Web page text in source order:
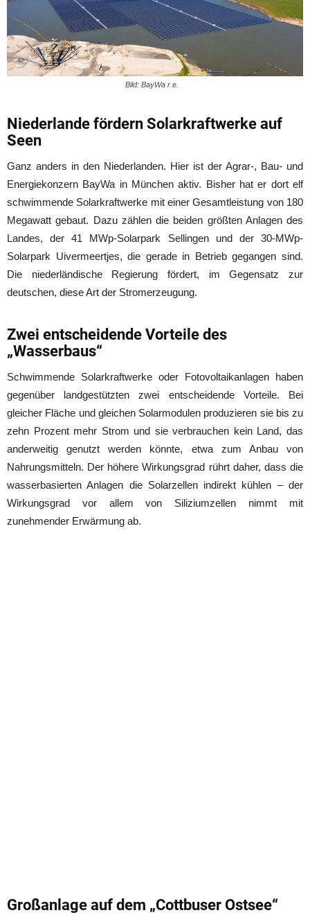
Bild: BayWa r.e.
Niederlande fördern Solarkraftwerke auf
Seen
Ganz anders in den Niederlanden. Hier ist der Agrar-, Bau- und
Energiekonzern BayWa in München aktiv. Bisher hat er dort elf
schwimmende Solarkraftwerke mit einer Gesamtleistung von 180
Megawatt gebaut. Dazu zählen die beiden größten Anlagen des
Landes, der 41 MWp-Solarpark Sellingen und der 30-MWp-
Solarpark Uivermeertjes, die gerade in Betrieb gegangen sind.
Die niederländische Regierung fördert, im Gegensatz zur
deutschen, diese Art der Stromerzeugung.
Zwei entscheidende Vorteile des
„Wasserbaus“
Schwimmende Solarkraftwerke oder Fotovoltaikanlagen haben
gegenüber landgestützten zwei entscheidende Vorteile. Bei
gleicher Fläche und gleichen Solarmodulen produzieren sie bis zu
zehn Prozent mehr Strom und sie verbrauchen kein Land, das
anderweitig genutzt werden könnte, etwa zum Anbau von
Nahrungsmitteln. Der höhere Wirkungsgrad rührt daher, dass die
wasserbasierten Anlagen die Solarzellen indirekt kühlen – der
Wirkungsgrad vor allem von Siliziumzellen nimmt mit
zunehmender Erwärmung ab.
Großanlage auf dem „Cottbuser Ostsee“